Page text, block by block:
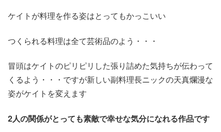
ケイトが料理を作る姿はとってもかっこいい
つくられる料理は全て芸術品のよう・・・
冒頭はケイトのピリピリした張り詰めた気持ちが伝わって
くるよう・・・ですが新しい副料理長ニックの天真爛漫な
姿がケイトを変えます
2人の関係がとっても素敵で幸せな気分になれる作品です